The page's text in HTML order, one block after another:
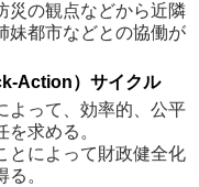
災の観点などから近隣
妹都市などとの協働が
Action）サイクル
よって、効率的、公平
求める。
とによって財政健全化
。